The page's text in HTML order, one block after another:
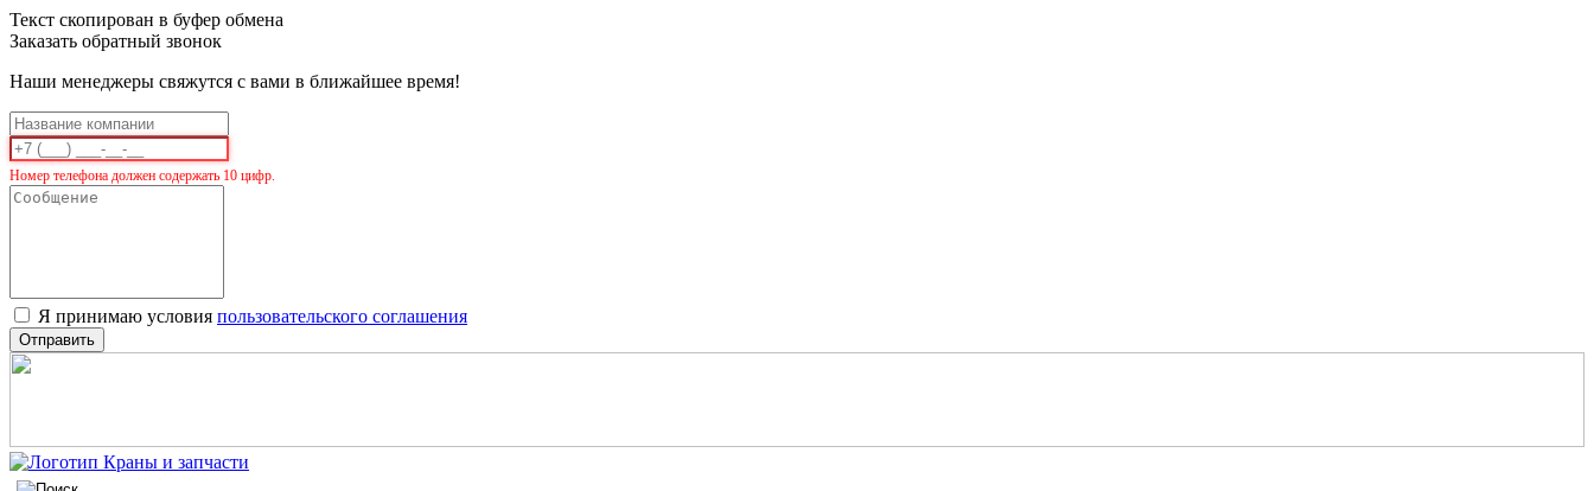
Текст скопирован в буфер обмена
Заказать обратный звонок
Наши менеджеры свяжутся с вами в ближайшее время!
Номер телефона должен содержать 10 цифр.
Я принимаю условия пользовательского соглашения
Отправить